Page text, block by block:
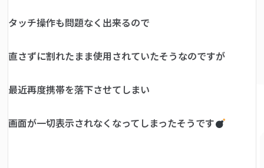
タッチ操作も問題なく出来るので
直さずに割れたまま使用されていたそうなのですが
最近再度携帯を落下させてしまい
画面が一切表示されなくなってしまったそうです